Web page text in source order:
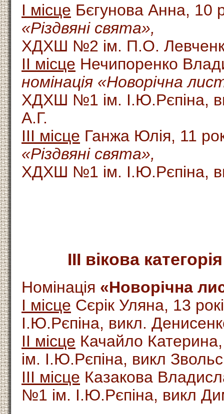
І місце Бєгунова Анна, 10
«Різдвяні свята»,
ХДХШ №2 ім. П.О.
ІІ місце Нечипоренко
номінація «Новорічна
ХДХШ №1 ім. І.Ю.Рєпіна,
А.Г.
ІІІ місце Ганжа Юлія, 11
«Різдвяні свята»,
ХДХШ №1 ім. І.Ю.Рєпіна,
ІІІ вікова
Номінація «Новорічна
І місце Сєрік Уляна, 13
І.Ю.Рєпіна, викл.
ІІ місце Качайло
ім. І.Ю.Рєпіна, викл
ІІІ місце Казакова
№1 ім. І.Ю.Рєпіна, викл